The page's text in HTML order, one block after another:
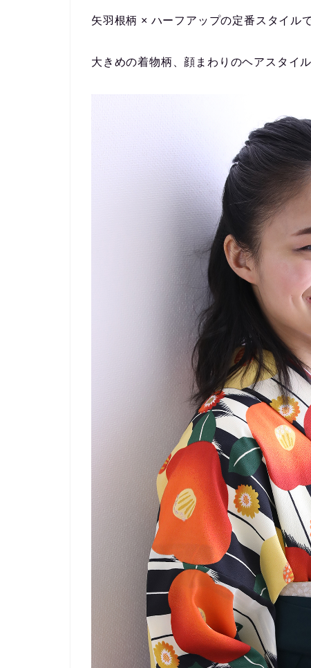
矢羽根柄 × ハーフアップの定番スタイル
大きめの着物柄、顔まわりのヘアスタイ